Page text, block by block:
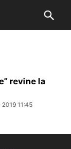
revine la
2019 11:45